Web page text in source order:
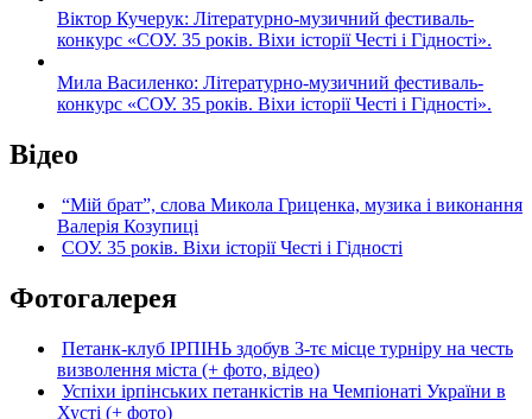
Віктор Кучерук: Літературно-музичний фестиваль-
конкурс «СОУ. 35 років. Віхи історії Честі і Гідності».
Мила Василенко: Літературно-музичний фестиваль-
конкурс «СОУ. 35 років. Віхи історії Честі і Гідності».
Відео
“Мій брат”, слова Микола Гриценка, музика і виконання
Валерія Козупиці
СОУ. 35 років. Віхи історії Честі і Гідності
Фотогалерея
Петанк-клуб ІРПІНЬ здобув 3-тє місце турніру на честь
визволення міста (+ фото, відео)
Успіхи ірпінських петанкістів на Чемпіонаті України в
Хусті (+ фото)